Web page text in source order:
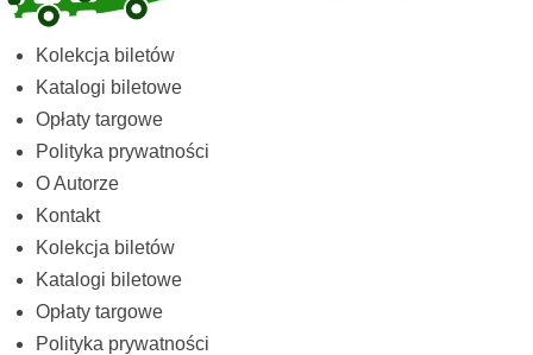
Kolekcja
biletów
komunikacji
miejskiej
kolejowych
Kolekcja biletów
Katalogi biletowe
Opłaty targowe
Polityka prywatności
O Autorze
Kontakt
Kolekcja biletów
Katalogi biletowe
Opłaty targowe
Polityka prywatności